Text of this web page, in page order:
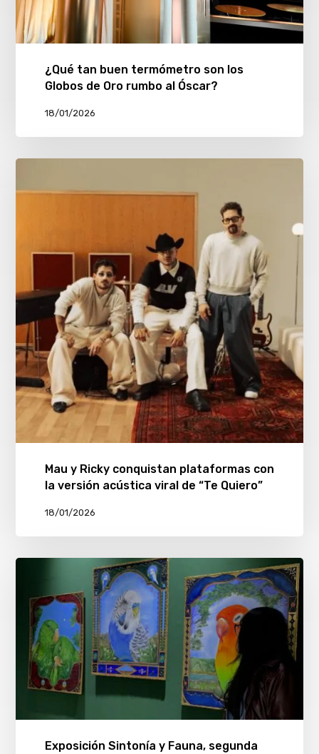
¿Qué tan buen termómetro son los
Globos de Oro rumbo al Óscar?
18/01/2026
Mau y Ricky conquistan plataformas con
la versión acústica viral de “Te Quiero”
18/01/2026
Exposición Sintonía y Fauna, segunda